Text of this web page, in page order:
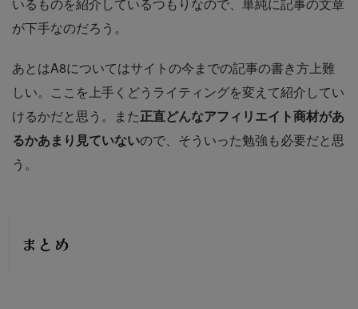
が下手なのだろう。
あとはA8についてはサイトの今までの記事の書き方上難
しい。ここを上手くどうライティングを変えて紹介してい
けるかだと思う。また正直どんなアフィリエイト商材があ
るかあまり見ていないので、そういった勉強も必要だと思
う。
まとめ